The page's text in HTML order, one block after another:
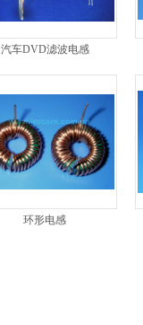
汽车DVD滤波电感
环形电感